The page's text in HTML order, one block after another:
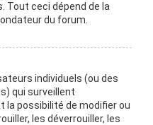
Tout ceci dépend de la
du forum.
individuels (ou des
qui surveillent
la possibilité de modifier ou
les déverrouiller, les